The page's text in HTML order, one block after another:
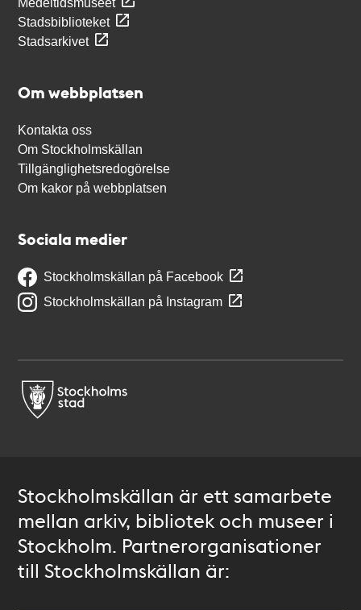
Medeltidsmuseet
Stadsbiblioteket
Stadsarkivet
Om webbplatsen
Kontakta oss
Om Stockholmskällan
Tillgänglighetsredogörelse
Om kakor på webbplatsen
Sociala medier
Stockholmskällan på Facebook
Stockholmskällan på Instagram
Stockholmskällan är ett samarbete
mellan arkiv, bibliotek och museer i
Stockholm. Partnerorganisationer
till Stockholmskällan är: